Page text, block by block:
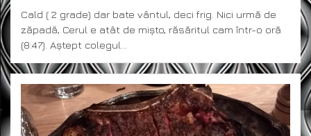
Cald ( 2 grade) dar bate vântul, deci frig. Nici urmă de
zăpadă, Cerul e atât de mișto, răsăritul cam într-o oră
(8:47). Aștept colegul…